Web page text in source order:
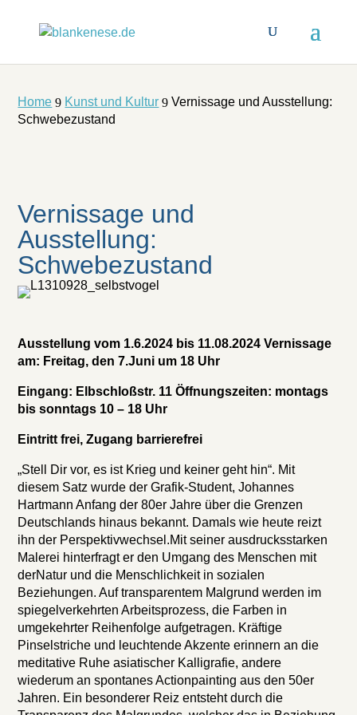
Home 9 Kunst und Kultur 9 Vernissage und Ausstellung:
Schwebezustand
Vernissage und
Ausstellung:
Schwebezustand
Ausstellung vom 1.6.2024 bis 11.08.2024 Vernissage
am: Freitag, den 7.Juni um 18 Uhr
Eingang: Elbschloßstr. 11 Öffnungszeiten: montags
bis sonntags 10 – 18 Uhr
Eintritt frei, Zugang barrierefrei
„Stell Dir vor, es ist Krieg und keiner geht hin“. Mit
diesem Satz wurde der Grafik-Student, Johannes
Hartmann Anfang der 80er Jahre über die Grenzen
Deutschlands hinaus bekannt. Damals wie heute reizt
ihn der Perspektivwechsel.Mit seiner ausdrucksstarken
Malerei hinterfragt er den Umgang des Menschen mit
derNatur und die Menschlichkeit in sozialen
Beziehungen. Auf transparentem Malgrund werden im
spiegelverkehrten Arbeitsprozess, die Farben in
umgekehrter Reihenfolge aufgetragen. Kräftige
Pinselstriche und leuchtende Akzente erinnern an die
meditative Ruhe asiatischer Kalligrafie, andere
wiederum an spontanes Actionpainting aus den 50er
Jahren. Ein besonderer Reiz entsteht durch die